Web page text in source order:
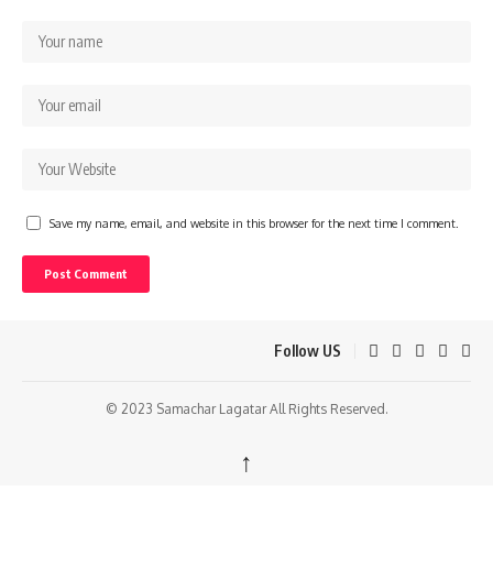
Save my name, email, and website in this browser for the next time I comment.
Follow US
© 2023 Samachar Lagatar All Rights Reserved.
↑